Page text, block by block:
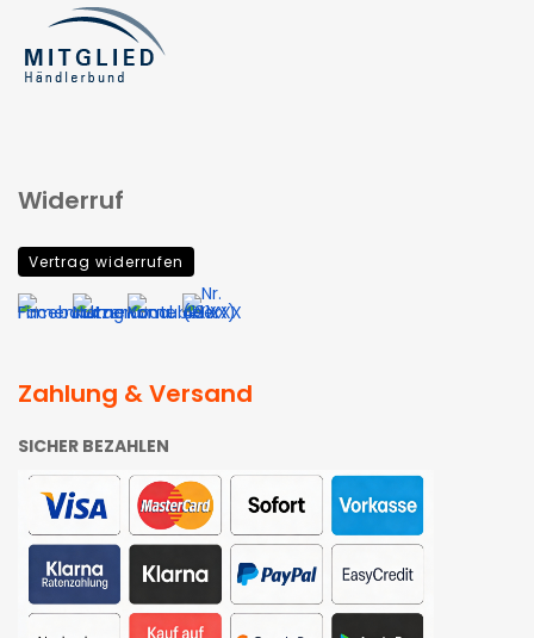
Widerruf
Vertrag widerrufen
Zahlung & Versand
SICHER BEZAHLEN